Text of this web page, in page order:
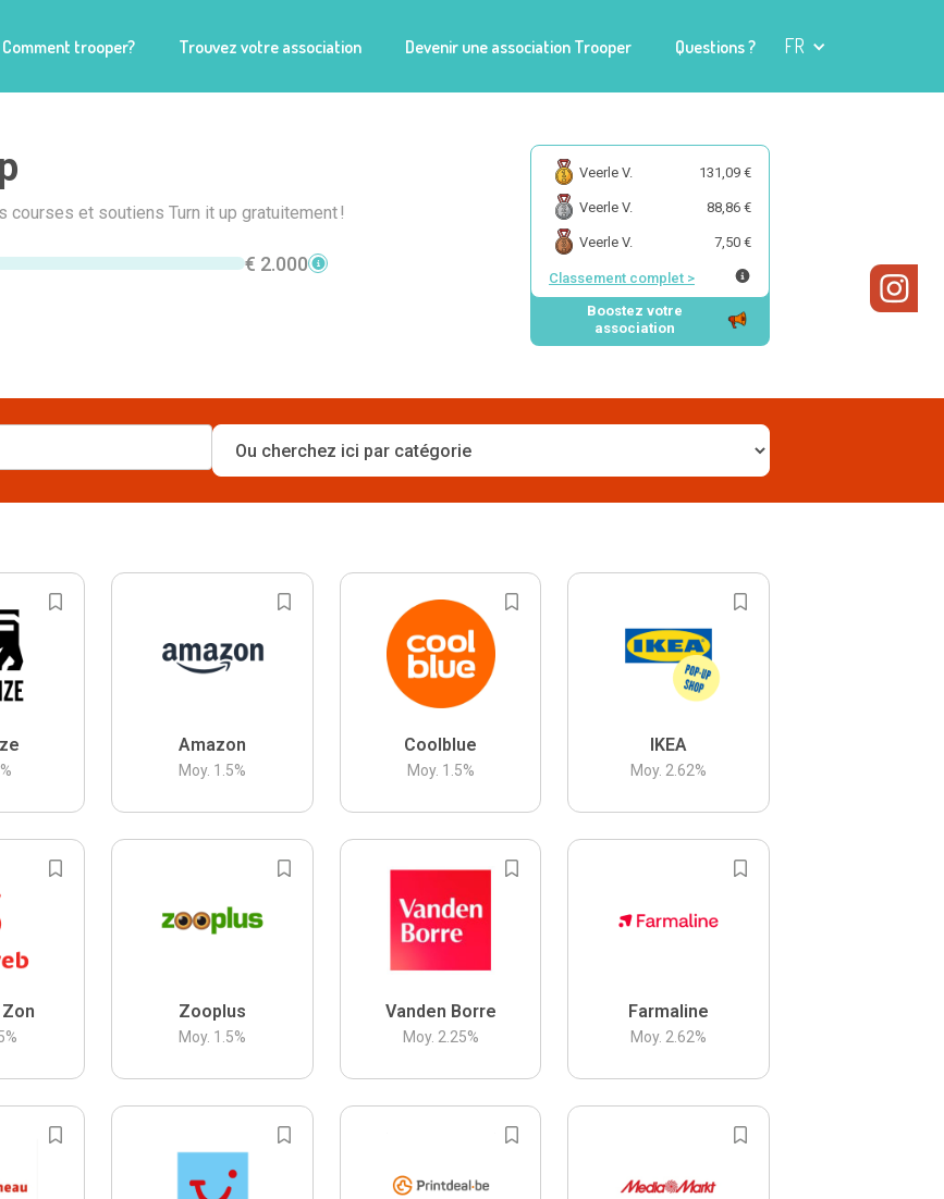
Comment trooper? Trouvez votre association Devenir une association Trooper Questions ? FR
courses et soutiens Turn it up gratuitement !
€ 2.000
Veerle V. 131,09 €
Veerle V. 88,86 €
Veerle V. 7,50 €
Classement complet >
Boostez votre
association
%
Amazon
Moy. 1.5%
Coolblue
Moy. 1.5%
IKEA
Moy. 2.62%
%
Zooplus
Moy. 1.5%
Vanden Borre
Moy. 2.25%
Farmaline
Moy. 2.62%